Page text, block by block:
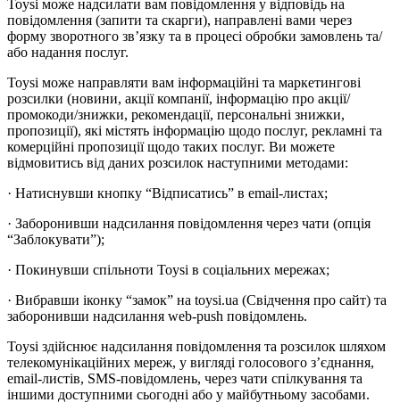
Toysi може надсилати вам повідомлення у відповідь на
повідомлення (запити та скарги), направлені вами через
форму зворотного зв’язку та в процесі обробки замовлень та/
або надання послуг.
Toysi може направляти вам інформаційні та маркетингові
розсилки (новини, акції компанії, інформацію про акції/
промокоди/знижки, рекомендації, персональні знижки,
пропозиції), які містять інформацію щодо послуг, рекламні та
комерційні пропозиції щодо таких послуг. Ви можете
відмовитись від даних розсилок наступними методами:
· Натиснувши кнопку “Відписатись” в email-листах;
· Заборонивши надсилання повідомлення через чати (опція
“Заблокувати”);
· Покинувши спільноти Toysi в соціальних мережах;
· Вибравши іконку “замок” на toysi.ua (Свідчення про сайт) та
заборонивши надсилання web-push повідомлень.
Toysi здійснює надсилання повідомлення та розсилок шляхом
телекомунікаційних мереж, у вигляді голосового з’єднання,
email-листів, SMS-повідомлень, через чати спілкування та
іншими доступними сьогодні або у майбутньому засобами.